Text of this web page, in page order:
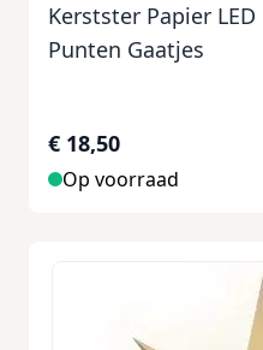
Kerstster Papier
Punten Gaatjes
€ 18,50
Op voorraad